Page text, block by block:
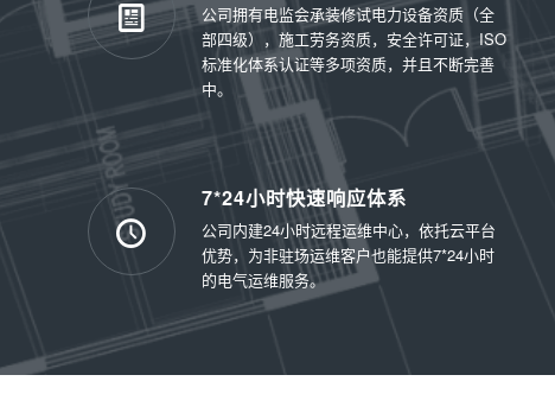
公司拥有电监会承装修试电力设备资质（全
部四级），施工劳务资质，安全许可证，ISO
标准化体系认证等多项资质，并且不断完善
中。
7*24小时快速响应体系
公司内建24小时远程运维中心，依托云平台
优势，为非驻场运维客户也能提供7*24小时
的电气运维服务。